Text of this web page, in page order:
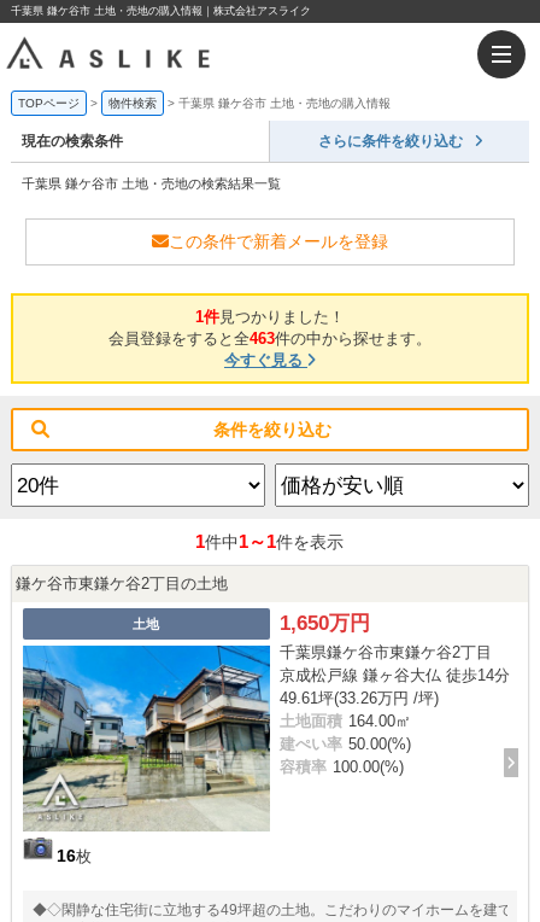
千葉県 鎌ケ谷市 土地・売地の購入情報｜株式会社アスライク
TOPページ 物件検索 千葉県 鎌ケ谷市 土地・売地の購入情報
現在の検索条件 さらに条件を絞り込む
千葉県 鎌ケ谷市 土地・売地の検索結果一覧
この条件で新着メールを登録
1件見つかりました！
会員登録をすると全463件の中から探せます。
今すぐ見る
条件を絞り込む
1件中1～1件を表示
鎌ケ谷市東鎌ケ谷2丁目の土地
土地
16枚
1,650万円
千葉県鎌ケ谷市東鎌ケ谷2丁目
京成松戸線 鎌ヶ谷大仏 徒歩14分
49.61坪(33.26万円 /坪)
土地面積 164.00㎡
建ぺい率 50.00(%)
容積率 100.00(%)
◆◇閑静な住宅街に立地する49坪超の土地。こだわりのマイホームを建て